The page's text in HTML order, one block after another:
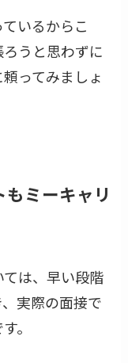
いるからこ
うと思わずに
ってみましょ
ミーキャリ
は、早い段階
実際の面接で
。